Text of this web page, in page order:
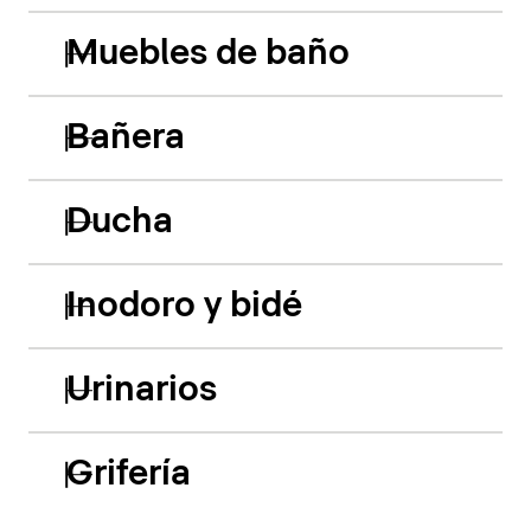
Muebles de baño
Bañera
Ducha
Inodoro y bidé
Urinarios
Grifería